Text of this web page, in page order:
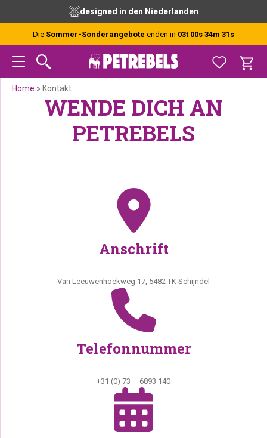
content
designed in den Niederlanden
Die Sommer-Sonderangebote enden in 03t 00s 34m 31s
Home » Kontakt
WENDE DICH AN
PETREBELS
Anschrift
Van Leeuwenhoekweg 17, 5482 TK Schijndel
Telefonnummer
+31 (0) 73 – 6893 140